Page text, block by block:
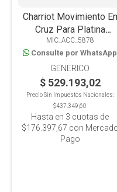
Charriot Movimiento En
Cruz Para Platina
Redonda
MIC_ACC_5878
Consulte por WhatsApp
GENERICO
$ 529.193,02
Precio Sin Impuestos Nacionales:
$437.349,60
Hasta en 3 cuotas de
$176.397,67 con
Pago